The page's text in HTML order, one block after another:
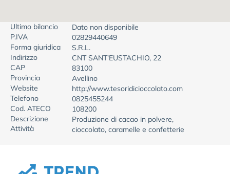
Ultimo bilancio
Dato non disponibile
P.IVA
02829440649
Forma giuridica
S.R.L.
Indirizzo
CNT SANT'EUSTACHIO, 22
CAP
83100
Provincia
Avellino
Website
http://www.tesoridicioccolato.com
Telefono
0825455244
Cod. ATECO
108200
Descrizione
Attività
Produzione di cacao in polvere,
cioccolato, caramelle e confetterie